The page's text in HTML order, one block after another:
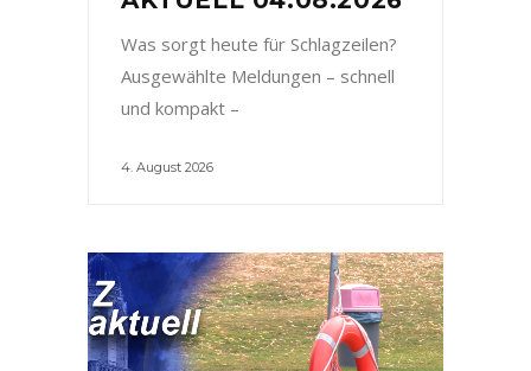
Was sorgt heute für Schlagzeilen?
Ausgewählte Meldungen – schnell
und kompakt –
4. August 2026